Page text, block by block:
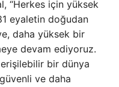
“Herkes için yüksek
eyaletin doğudan
daha yüksek bir
devam ediyoruz.
bir dünya
ve daha